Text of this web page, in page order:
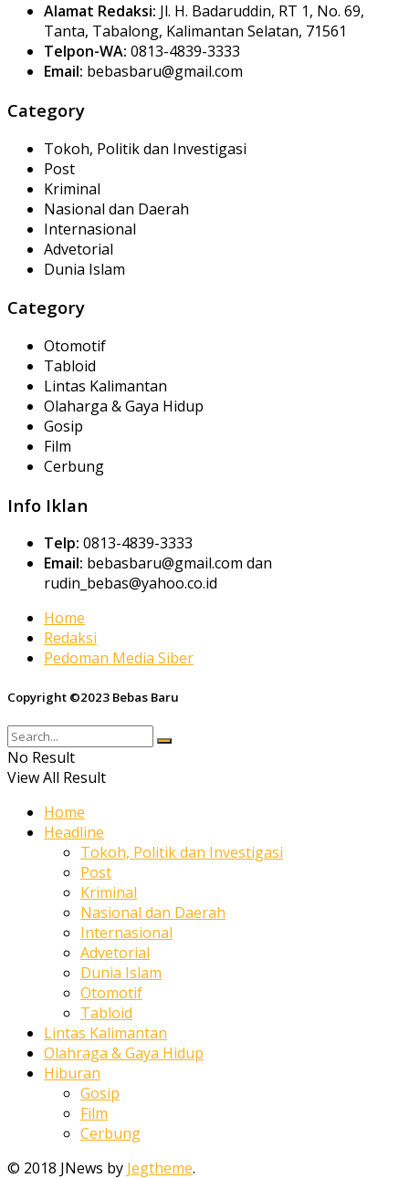
Alamat Redaksi: Jl. H. Badaruddin, RT 1, No. 69,
Tanta, Tabalong, Kalimantan Selatan, 71561
Telpon-WA: 0813-4839-3333
Email: bebasbaru@gmail.com
Category
Tokoh, Politik dan Investigasi
Post
Kriminal
Nasional dan Daerah
Internasional
Advetorial
Dunia Islam
Category
Otomotif
Tabloid
Lintas Kalimantan
Olaharga & Gaya Hidup
Gosip
Film
Cerbung
Info Iklan
Telp: 0813-4839-3333
Email: bebasbaru@gmail.com dan
rudin_bebas@yahoo.co.id
Home
Redaksi
Pedoman Media Siber
Copyright ©2023 Bebas Baru
No Result
View All Result
Home
Headline
Tokoh, Politik dan Investigasi
Post
Kriminal
Nasional dan Daerah
Internasional
Advetorial
Dunia Islam
Otomotif
Tabloid
Lintas Kalimantan
Olahraga & Gaya Hidup
Hiburan
Gosip
Film
Cerbung
© 2018 JNews by Jegtheme.